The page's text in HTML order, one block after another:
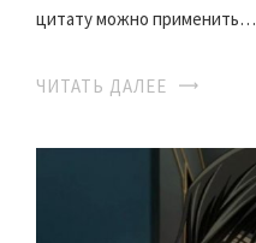
цитату можно применить…
ЧИТАТЬ ДАЛЕЕ